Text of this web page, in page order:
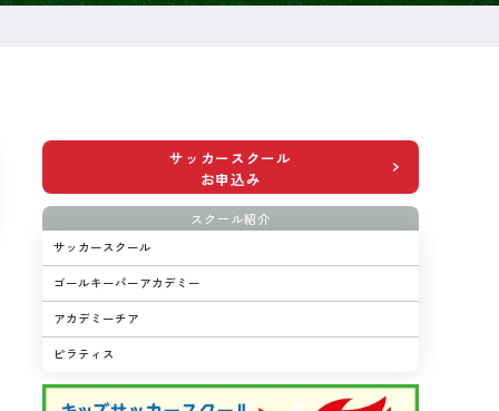
サッカースクール
お申込み
スクール紹介
サッカースクール
ゴールキーパーアカデミー
アカデミーチア
ピラティス